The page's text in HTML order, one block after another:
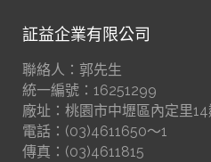
証益企業有限公司
聯絡人：郭先生
統一編號：16251299
廠址：桃園市中壢區內定里
電話：(03)4611650～1
傳真：(03)4611815